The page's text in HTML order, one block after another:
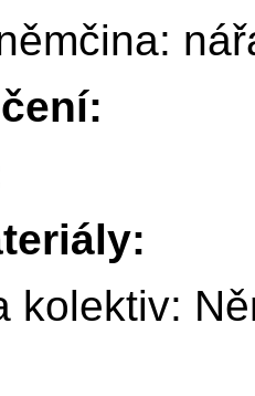
kolektiv: